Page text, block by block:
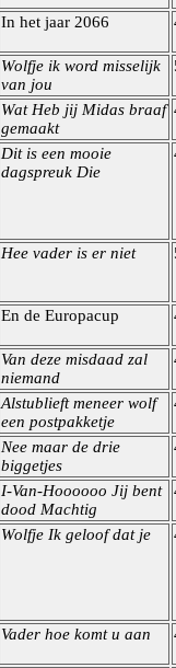
In het jaar 2066
Wolfje ik word misselijk
van jou
Wat Heb jij Midas braaf
gemaakt
Dit is een mooie
dagspreuk Die
Hee vader is er niet
En de Europacup
Van deze misdaad zal
niemand
Alstublieft meneer wolf
een postpakketje
Nee maar de drie
biggetjes
I-Van-Hoooooo Jij bent
dood Machtig
Wolfje Ik geloof dat je
Vader hoe komt u aan